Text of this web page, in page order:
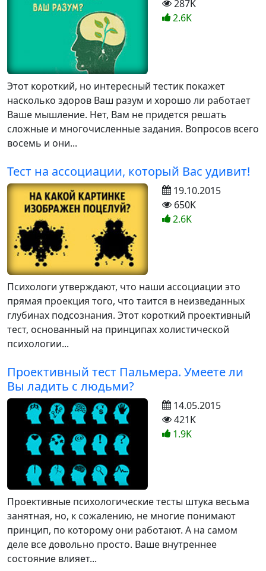
Этот короткий, но интересный тестик покажет
насколько здоров Ваш разум и хорошо ли работает
Ваше мышление. Нет, Вам не придется решать
сложные и многочисленные задания. Вопросов всего
восемь и они...
287K
2.6K
Тест на ассоциации, который Вас удивит!
Психологи утверждают, что наши ассоциации это
прямая проекция того, что таится в неизведанных
глубинах подсознания. Этот короткий проективный
тест, основанный на принципах холистической
психологии...
19.10.2015
650K
2.6K
Проективный тест Пальмера. Умеете ли
Вы ладить с людьми?
Проективные психологические тесты штука весьма
занятная, но, к сожалению, не многие понимают
принцип, по которому они работают. А на самом
деле все довольно просто. Ваше внутреннее
состояние влияет...
14.05.2015
421K
1.9K